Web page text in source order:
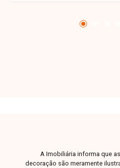
quartos, sendo 2 suítes,
A Imobiliária informa que
decoração são meramente